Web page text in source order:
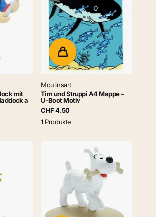
mit
a
Moulinsart
Tim und Struppi A4 Mappe –
U-Boot Motiv
CHF 4.50
1 Produkte